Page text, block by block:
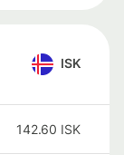
ISK
142.60 ISK